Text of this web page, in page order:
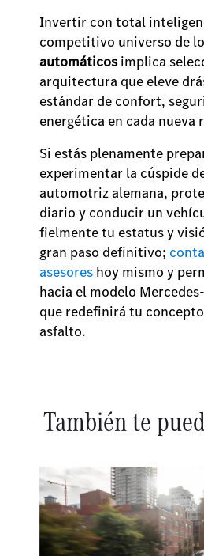
Invertir con total
competitivo universo de
automáticosimplica
arquitectura que eleve
estándar de confort,
energética en cada nueva
Si estás plenamente
experimentar la cúspide
automotriz alemana,
diario y conducir un
fielmente tu estatus y
gran paso definitivo;
asesores hoy mismo y
hacia el modelo
que redefinirá tu
asfalto.
También te